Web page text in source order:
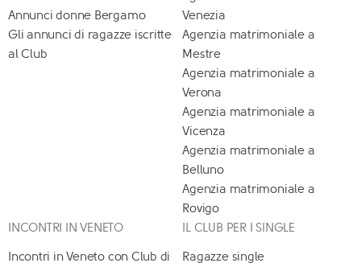
Annunci donne Bergamo
Gli annunci di ragazze iscritte
al Club
Venezia
Agenzia matrimoniale a
Mestre
Agenzia matrimoniale a
Verona
Agenzia matrimoniale a
Vicenza
Agenzia matrimoniale a
Belluno
Agenzia matrimoniale a
Rovigo
INCONTRI IN VENETO
Incontri in Veneto con Club di
IL CLUB PER I SINGLE
Ragazze single